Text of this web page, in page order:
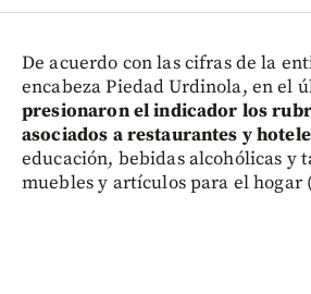
De acuerdo con las cifras de la
encabeza Piedad Urdinola, en el
presionaron el indicador los
asociados a restaurantes y
educación, bebidas alcohólicas y
muebles y artículos para el hogar